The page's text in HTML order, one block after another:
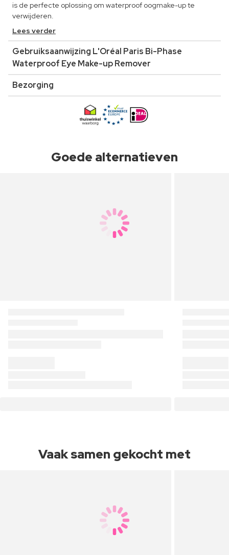
is de perfecte oplossing om waterproof oogmake-up te
verwijderen.
Lees verder
Gebruiksaanwijzing L'Oréal Paris Bi-Phase
Waterproof Eye Make-up Remover
Bezorging
Goede alternatieven
Vaak samen gekocht met